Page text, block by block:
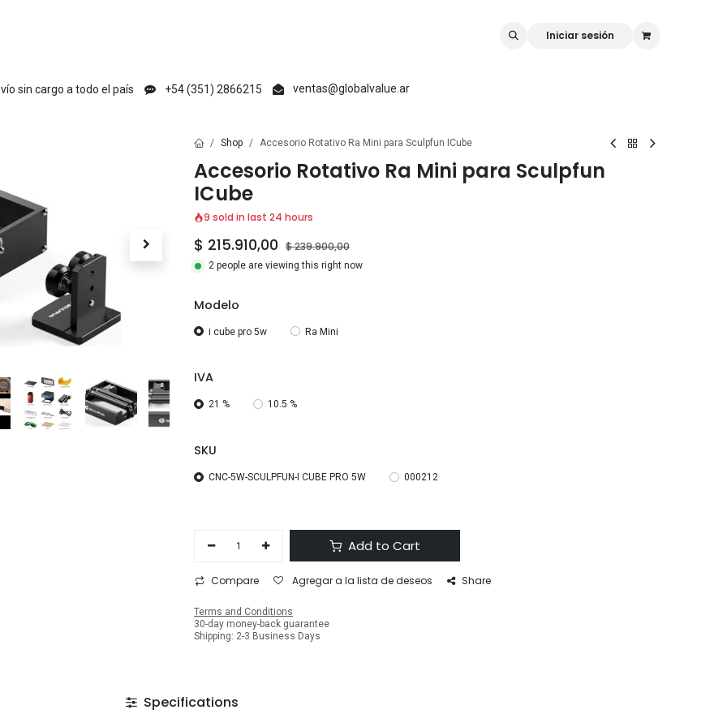
Iniciar sesión
sin cargo a todo el país +54 (351) 2866215 ventas@globalvalue.ar
Shop Accesorio Rotativo Ra Mini para Sculpfun ICube
Accesorio Rotativo Ra Mini para Sculpfun
ICube
9 sold in last 24 hours
$ 215.910,00 $239.900,00
2 people are viewing this right now
Modelo
i cube pro 5w Ra Mini
IVA
21 % 10.5 %
SKU
CNC-5W-SCULPFUN-I CUBE PRO 5W 000212
Add to Cart
Compare Agregar a la lista de deseos Share
Terms and Conditions
30-day money-back guarantee
Shipping: 2-3 Business Days
Specifications